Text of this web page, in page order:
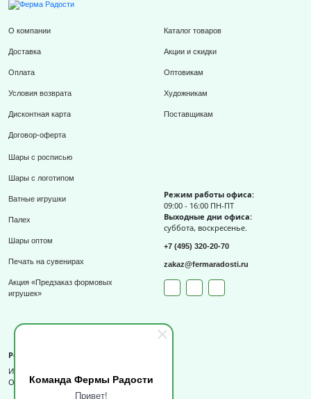
Команда Фермы Радости
Привет!
О компании
Доставка
Оплата
Условия возврата
Дисконтная карта
Договор-оферта
Каталог товаров
Акции и скидки
Оптовикам
Художникам
Поставщикам
Шары с росписью
Шары с логотипом
Ватные игрушки
Палех
Шары оптом
Печать на сувенирах
Акция «Предзаказ формовых
игрушек»
Режим работы офиса:
09:00 - 16:00 ПН-ПТ
Выходные дни офиса:
суббота, воскресенье.
+7 (495) 320-20-70
zakaz@fermaradosti.ru
Реквизиты
ИП Слизов Е.П.
ОГРНИП: 324508100709727,